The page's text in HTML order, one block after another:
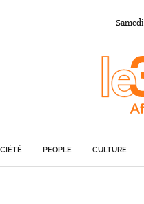
Samedi
PEOPLE CULTURE